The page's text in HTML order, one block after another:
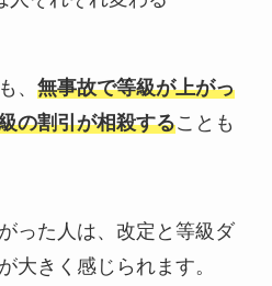
、 無事故で等級が上がっ
の割引が相殺することも
った人は、改定と等級ダ
大きく感じられます。